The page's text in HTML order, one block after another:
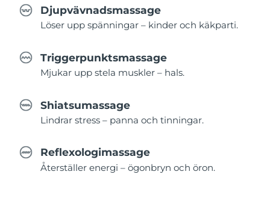
Djupvävnadsmassage
Löser upp spänningar – kinder och käkparti.
Triggerpunktsmassage
Mjukar upp stela muskler – hals.
Shiatsumassage
Lindrar stress – panna och tinningar.
Reflexologimassage
Återställer energi – ögonbryn och öron.